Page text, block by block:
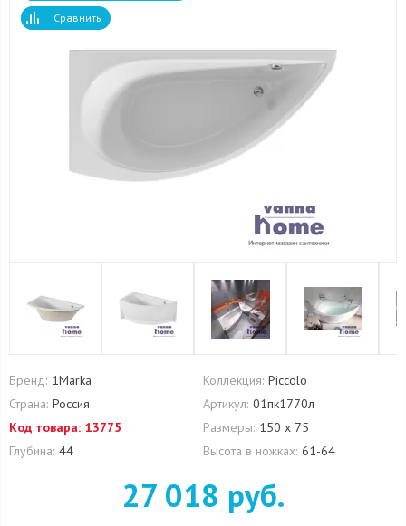
Сравнить
Бренд: 1Marka Коллекция: Piccolo
Страна: Россия Артикул: 01пк1770л
Код товара: 13775 Размеры: 150 х 75
Глубина: 44 Высота в ножках: 61-64
27 018 руб.